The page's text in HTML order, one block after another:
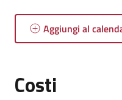
Aggiungi al
Costi